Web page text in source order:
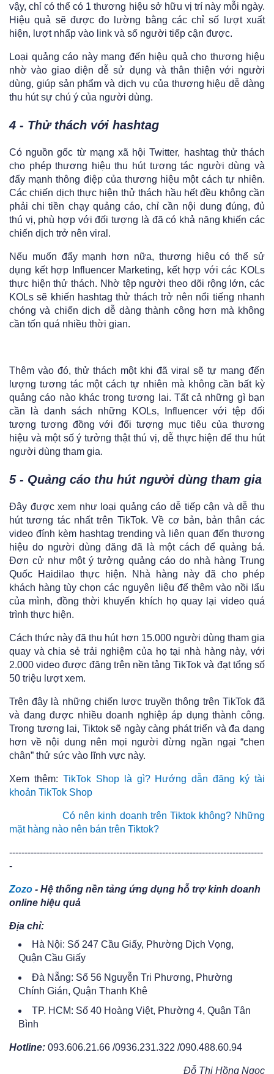
vậy, chỉ có thể có 1 thương hiệu sở hữu vị trí này mỗi ngày.
Hiệu quả sẽ được đo lường bằng các chỉ số lượt xuất
hiện, lượt nhấp vào link và số người tiếp cận được.
Loại quảng cáo này mang đến hiệu quả cho thương hiệu
nhờ vào giao diện dễ sử dụng và thân thiện với người
dùng, giúp sản phẩm và dịch vụ của thương hiệu dễ dàng
thu hút sự chú ý của người dùng.
4 - Thử thách với hashtag
Có nguồn gốc từ mạng xã hội Twitter, hashtag thử thách
cho phép thương hiệu thu hút tương tác người dùng và
đẩy mạnh thông điệp của thương hiệu một cách tự nhiên.
Các chiến dịch thực hiện thử thách hầu hết đều không cần
phải chi tiền chạy quảng cáo, chỉ cần nội dung đúng, đủ
thú vị, phù hợp với đối tượng là đã có khả năng khiến các
chiến dịch trở nên viral.
Nếu muốn đẩy mạnh hơn nữa, thương hiệu có thể sử
dụng kết hợp Influencer Marketing, kết hợp với các KOLs
thực hiện thử thách. Nhờ tệp người theo dõi rộng lớn, các
KOLs sẽ khiến hashtag thử thách trở nên nổi tiếng nhanh
chóng và chiến dịch dễ dàng thành công hơn mà không
cần tốn quá nhiều thời gian.
Thêm vào đó, thử thách một khi đã viral sẽ tự mang đến
lượng tương tác một cách tự nhiên mà không cần bất kỳ
quảng cáo nào khác trong tương lai. Tất cả những gì bạn
cần là danh sách những KOLs, Influencer với tệp đối
tượng tương đồng với đối tượng mục tiêu của thương
hiệu và một số ý tưởng thật thú vị, dễ thực hiện để thu hút
người dùng tham gia.
5 - Quảng cáo thu hút người dùng tham gia
Đây được xem như loại quảng cáo dễ tiếp cận và dễ thu
hút tương tác nhất trên TikTok. Về cơ bản, bản thân các
video đính kèm hashtag trending và liên quan đến thương
hiệu do người dùng đăng đã là một cách để quảng bá.
Đơn cử như một ý tưởng quảng cáo do nhà hàng Trung
Quốc Haidilao thực hiện. Nhà hàng này đã cho phép
khách hàng tùy chọn các nguyên liệu để thêm vào nồi lẩu
của mình, đồng thời khuyến khích họ quay lại video quá
trình thực hiện.
Cách thức này đã thu hút hơn 15.000 người dùng tham gia
quay và chia sẻ trải nghiệm của họ tại nhà hàng này, với
2.000 video được đăng trên nền tảng TikTok và đạt tổng số
50 triệu lượt xem.
Trên đây là những chiến lược truyền thông trên TikTok đã
và đang được nhiều doanh nghiệp áp dụng thành công.
Trong tương lai, Tiktok sẽ ngày càng phát triển và đa dạng
hơn về nội dung nên mọi người đừng ngần ngại “chen
chân” thử sức vào lĩnh vực này.
Xem thêm: TikTok Shop là gì? Hướng dẫn đăng ký tài
khoản TikTok Shop
Có nên kinh doanh trên Tiktok không? Những
mặt hàng nào nên bán trên Tiktok?
-----------------------------------------------------------------------------------
-
Zozo - Hệ thống nền tảng ứng dụng hỗ trợ kinh doanh
online hiệu quả
Địa chỉ:
Hà Nội: Số 247 Cầu Giấy, Phường Dịch Vọng,
Quận Cầu Giấy
Đà Nẵng: Số 56 Nguyễn Tri Phương, Phường
Chính Gián, Quận Thanh Khê
TP. HCM: Số 40 Hoàng Việt, Phường 4, Quận Tân
Bình
Hotline: 093.606.21.66 /0936.231.322 /090.488.60.94
Đỗ Thị Hồng Ngọc